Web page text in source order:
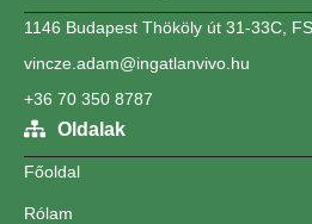
1146 Budapest Thököly út 31-33C,
vincze.adam@ingatlanvivo.hu
+36 70 350 8787
Oldalak
Főoldal
Rólam